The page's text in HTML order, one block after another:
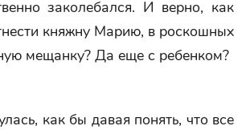
заколебался. И верно, как
княжну Марию, в роскошных
мещанку? Да еще с ребенком?
как бы давая понять, что все